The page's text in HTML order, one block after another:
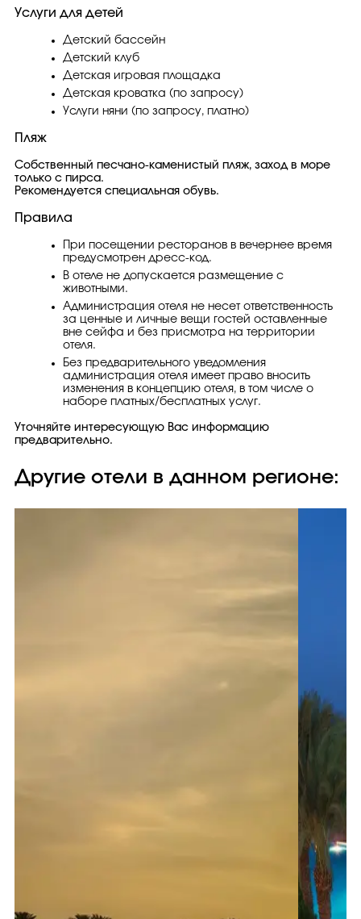
Услуги для детей
Детский бассейн
Детский клуб
Детская игровая площадка
Детская кроватка (по запросу)
Услуги няни (по запросу, платно)
Пляж
Собственный песчано-каменистый пляж, заход в море
только с пирса.
Рекомендуется специальная обувь.
Правила
При посещении ресторанов в вечернее время
предусмотрен дресс-код.
В отеле не допускается размещение с
животными.
Администрация отеля не несет ответственность
за ценные и личные вещи гостей оставленные
вне сейфа и без присмотра на территории
отеля.
Без предварительного уведомления
администрация отеля имеет право вносить
изменения в концепцию отеля, в том числе о
наборе платных/бесплатных услуг.
Уточняйте интересующую Вас информацию
предварительно.
Другие отели в данном регионе: